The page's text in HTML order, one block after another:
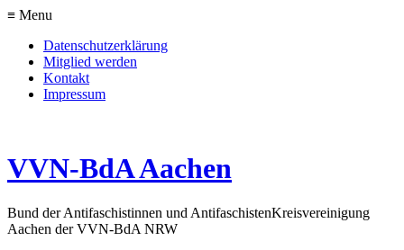
≡ Menu
Datenschutzerklärung
Mitglied werden
Kontakt
Impressum
VVN-BdA Aachen
Bund der Antifaschistinnen und AntifaschistenKreisvereinigung
Aachen der VVN-BdA NRW